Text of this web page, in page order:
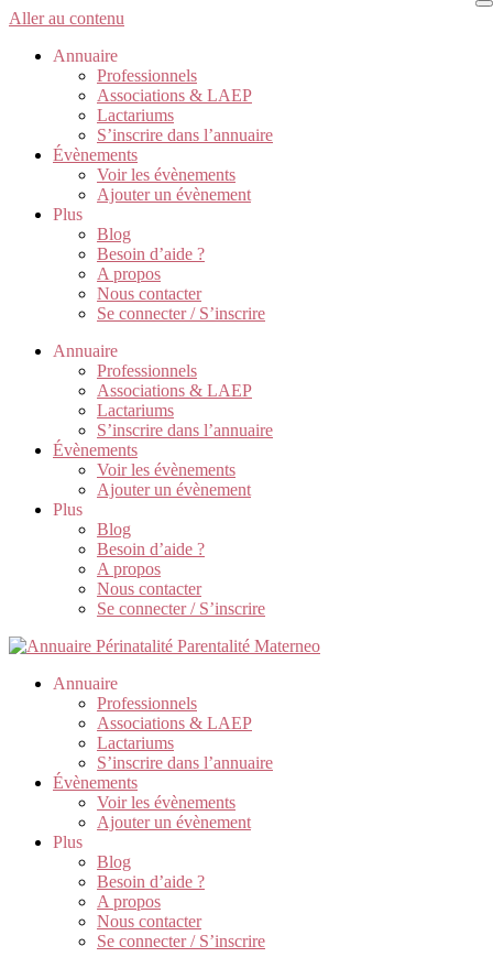
Aller au contenu
Annuaire
Professionnels
Associations & LAEP
Lactariums
S’inscrire dans l’annuaire
Évènements
Voir les évènements
Ajouter un évènement
Plus
Blog
Besoin d’aide ?
A propos
Nous contacter
Se connecter / S’inscrire
Annuaire
Professionnels
Associations & LAEP
Lactariums
S’inscrire dans l’annuaire
Évènements
Voir les évènements
Ajouter un évènement
Plus
Blog
Besoin d’aide ?
A propos
Nous contacter
Se connecter / S’inscrire
Annuaire
Professionnels
Associations & LAEP
Lactariums
S’inscrire dans l’annuaire
Évènements
Voir les évènements
Ajouter un évènement
Plus
Blog
Besoin d’aide ?
A propos
Nous contacter
Se connecter / S’inscrire